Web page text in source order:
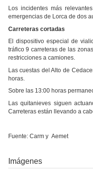
Los incidentes más
emergencias de Lorca de dos
Carreteras cortadas
El dispositivo especial de
tráfico 9 carreteras de las
restricciones a camiones.
Las cuestas del Alto de
horas.
Sobre las 13:00 horas
Las quitanieves siguen
Carreteras están llevando a
Fuente: Carm y Aemet
Imágenes